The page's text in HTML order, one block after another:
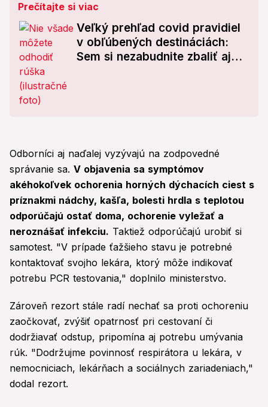
Prečítajte si viac
Veľký prehľad covid pravidiel
v obľúbených destináciách:
Sem si nezabudnite zbaliť aj
Odborníci aj naďalej vyzývajú na zodpovedné
správanie sa. V objavenia sa symptómov
akéhokoľvek ochorenia horných dýchacích ciest s
príznakmi nádchy, kašľa, bolesti hrdla s teplotou
odporúčajú ostať doma, ochorenie vyležať a
neroznášať infekciu. Taktiež odporúčajú urobiť si
samotest. "V prípade ťažšieho stavu je potrebné
kontaktovať svojho lekára, ktorý môže indikovať
potrebu PCR testovania," doplnilo ministerstvo.
Zároveň rezort stále radí nechať sa proti ochoreniu
zaočkovať, zvýšiť opatrnosť pri cestovaní či
dodržiavať odstup, pripomína aj potrebu umývania
rúk. "Dodržujme povinnosť respirátora u lekára, v
nemocniciach, lekárňach a sociálnych zariadeniach,"
dodal rezort.